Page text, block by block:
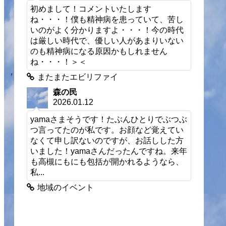
初めまして！コメントいたします
ね・・・！僕も精神病を患っていて、苦し
いのがよく分かりますよ・・・！今の時代
は厳しい時代で、優しい人があまりいない
のも精神病になる原因かもしれません
ね・・・！＞＜
またまたエビリファイ
森の民
2026.01.12
yamaさまそうです！たぶんひとりでぶつぶ
つ言ってたのが私です。お顔など覚えてい
なくて申し訳ないのですが、お話しした方
いました！yamaさんだったんですね。来年
も高槻にもにも包括が開かれるようなら、
私...
地域のイベント